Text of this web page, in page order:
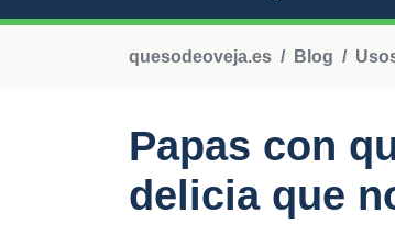
quesodeoveja.es Blog
Papas con
delicia que